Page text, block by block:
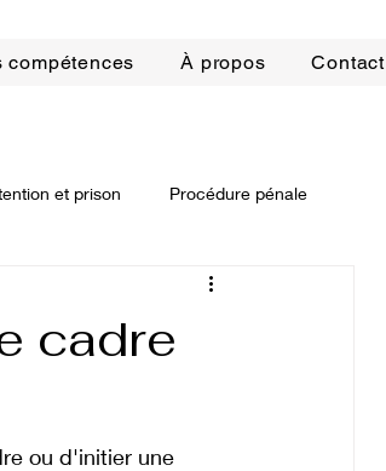
compétences À propos Contact
et prison Procédure pénale
cadre
ou d'initier une